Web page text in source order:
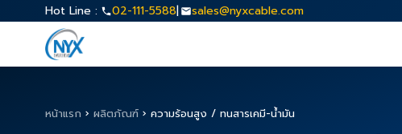
Hot Line : 02-111-5588| sales@nyxcable.com
หน้าแรก › ผลิตภัณฑ์ › ความร้อนสูง / ทนสารเคมี-น้ำมัน